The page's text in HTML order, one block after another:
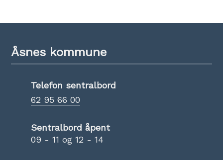
Åsnes kommune
Telefon sentralbord
62 95 66 00
Sentralbord åpent
09 - 11 og 12 - 14